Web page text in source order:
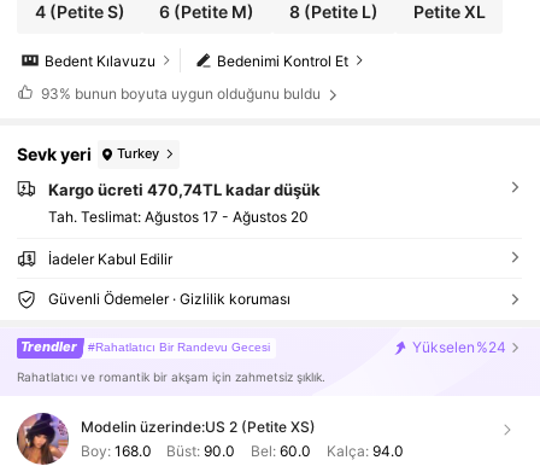
4(Petite S) 6 (Petite M) 8(Petite L) Petite XL
Bedenimi Kontrol Et
Bedent Kılavuzu
93% bunun boyuta uygun olduğunu buldu
Sevk yeri Turkey
Kargo ücreti 470,74TL kadar düşük
Tah. Teslimat: Ağustos 17 - Ağustos 20
İadeler Kabul Edilir
Güvenli Ödemeler · Gizlilik koruması
Trendler #Rahatlatıcı Bir Randevu Gecesi Yükselen %24
Rahatlatıcı ve romantik bir akşam için zahmetsiz şıklık.
Modelin üzerinde:US 2 (Petite XS)
Boy: 168.0 Büst:90.0 Bel: 60.0 Kalça: 94.0